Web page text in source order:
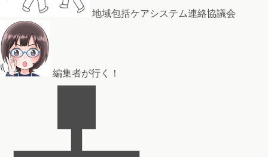
地域包括ケアシステム連絡協議会
編集者が行く！